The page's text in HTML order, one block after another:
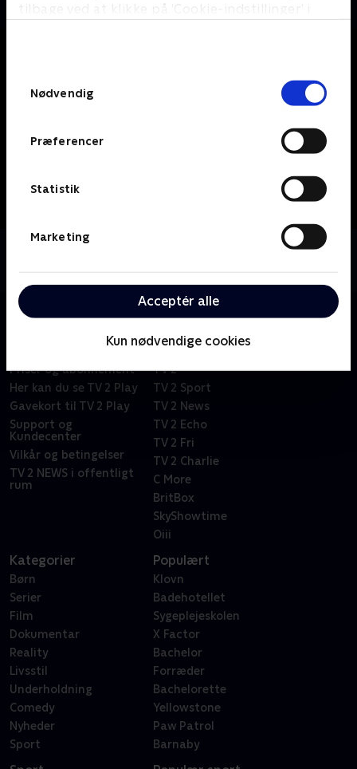
tilbage ved at klikke på ’Cookie-indstillinger’ i
Nødvendig
Præferencer
Statistik
Marketing
Acceptér alle
Kun nødvendige cookies
Priser og abonnement
Her kan du se TV 2 Play
Gavekort til TV 2 Play
Support og
Kundecenter
Vilkår og betingelser
TV 2 NEWS i offentligt
rum
Kanaler
TV 2
TV 2 Sport
TV 2 News
TV 2 Echo
TV 2 Fri
TV 2 Charlie
C More
BritBox
SkyShowtime
Oiii
Kategorier
Børn
Serier
Film
Dokumentar
Reality
Livsstil
Underholdning
Comedy
Nyheder
Sport
Populært
Klovn
Badehotellet
Sygeplejeskolen
X Factor
Bachelor
Forræder
Bachelorette
Yellowstone
Paw Patrol
Barnaby